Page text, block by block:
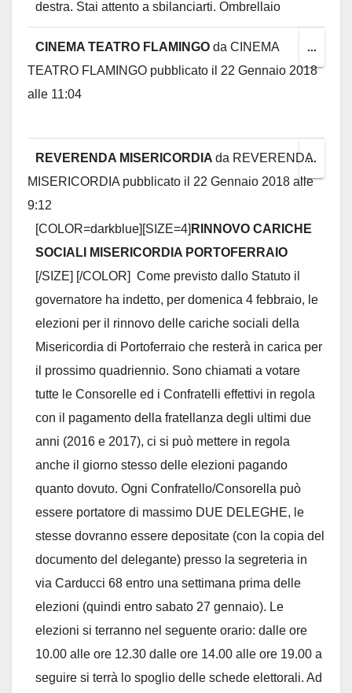
destra. Stai attento a sbilanciarti. Ombrellaio
CINEMA TEATRO FLAMINGO da CINEMA
TEATRO FLAMINGO pubblicato il 22 Gennaio 2018
alle 11:04
...
this
REVERENDA MISERICORDIA da REVERENDA
MISERICORDIA pubblicato il 22 Gennaio 2018 alle
9:12
[COLOR=darkblue][SIZE=4] RINNOVO CARICHE
SOCIALI MISERICORDIA PORTOFERRAIO
[/SIZE] [/COLOR] Come previsto dallo Statuto il
governatore ha indetto, per domenica 4 febbraio, le
elezioni per il rinnovo delle cariche sociali della
Misericordia di Portoferraio che resterà in carica per
il prossimo quadriennio. Sono chiamati a votare
tutte le Consorelle ed i Confratelli effettivi in regola
con il pagamento della fratellanza degli ultimi due
anni (2016 e 2017), ci si può mettere in regola
anche il giorno stesso delle elezioni pagando
quanto dovuto. Ogni Confratello/Consorella può
essere portatore di massimo DUE DELEGHE, le
stesse dovranno essere depositate (con la copia del
documento del delegante) presso la segreteria in
via Carducci 68 entro una settimana prima delle
elezioni (quindi entro sabato 27 gennaio). Le
elezioni si terranno nel seguente orario: dalle ore
10.00 alle ore 12.30 dalle ore 14.00 alle ore 19.00 a
seguire si terrà lo spoglio delle schede elettorali. Ad
...
this